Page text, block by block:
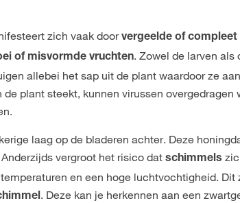
zich vaak doorvergeelde of
of misvormde vruchten. Zowel de larven als
allebei het sap uit de plant waardoor ze
plant steekt, kunnen virussen overgedragen
laag op de bladeren achter. Deze
vergroot het risico datschimmels
en een hoge luchtvochtigheid. Dit
. Deze kan je herkennen aan een